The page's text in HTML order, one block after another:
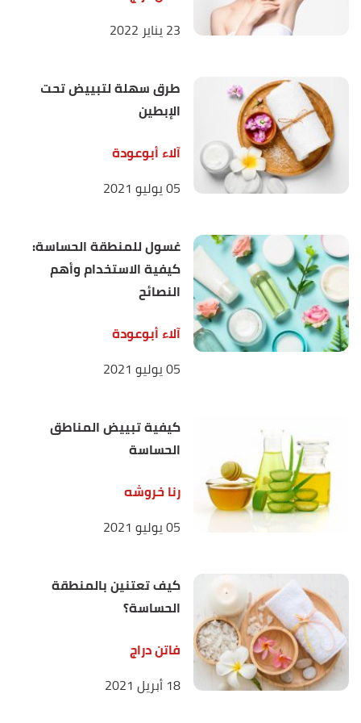
23 يناير 2022
طرق سهلة لتبييض تحت
الإبطين
آلاء أبوعودة
05 يوليو 2021
غسول للمنطقة الحساسة:
كيفية الاستخدام وأهم
النصائح
آلاء أبوعودة
05 يوليو 2021
كيفية تبييض المناطق
الحساسة
رنا خروشه
05 يوليو 2021
كيف تعتنين بالمنطقة
الحساسة؟
فاتن دراج
18 أبريل 2021